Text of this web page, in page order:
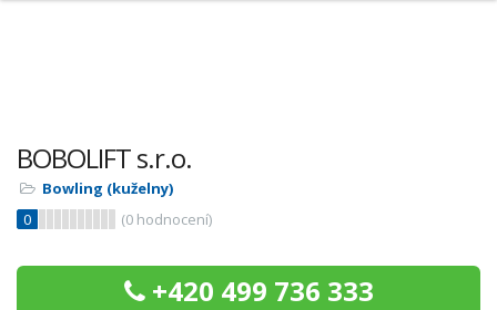
BOBOLIFT s.r.o.
Bowling (kuželny)
0
(0 hodnocení)
+420 499 736 333